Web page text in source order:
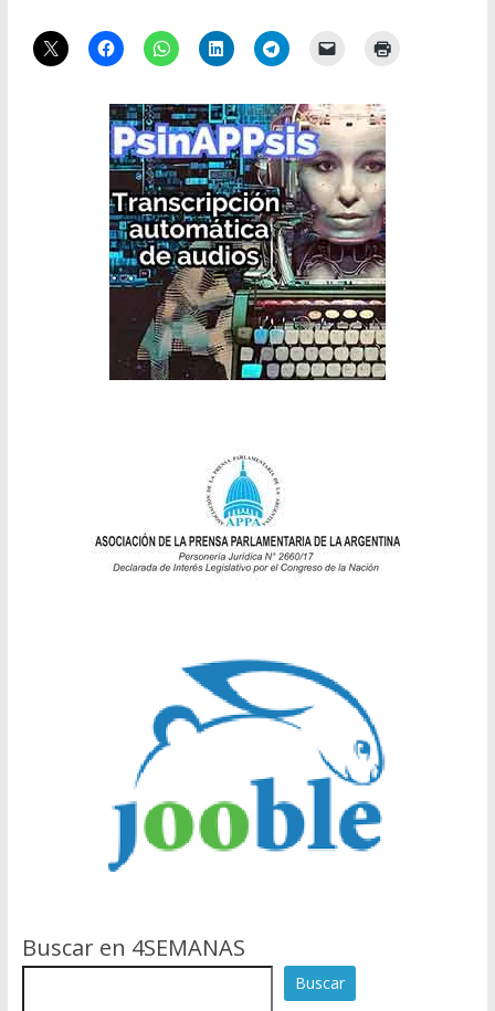
Buscar en 4SEMANAS
Buscar